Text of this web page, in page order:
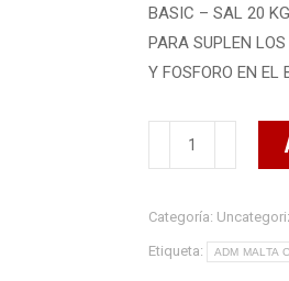
BASIC – SAL 20
PARA SUPLEN
Y FOSFORO EN EL
BASIC-
SAL
KG
MACRO
Categoría:
Etiqueta: ADM MALTA